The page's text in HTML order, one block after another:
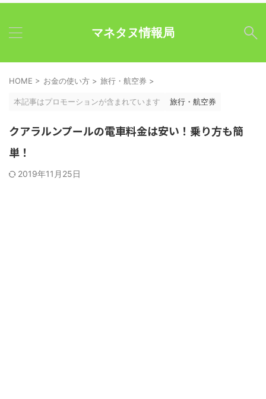
マネタヌ情報局
HOME > お金の使い方 > 旅行・航空券 >
本記事はプロモーションが含まれています 旅行・航空券
クアラルンプールの電車料金は安い！乗り方も簡
単！
2019年11月25日